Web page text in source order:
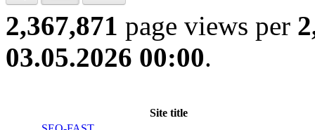
2,367,871 page views per
03.05.2026 00:00.
Site title